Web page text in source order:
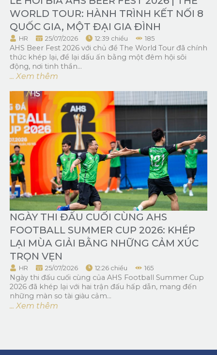
WORLD TOUR: HÀNH TRÌNH KẾT NỐI 8
QUỐC GIA, MỘT ĐẠI GIA ĐÌNH
HR 25/07/2026 12:39 chiều 185
AHS Beer Fest 2026 với chủ đề The World Tour đã chính
thức khép lại, để lại dấu ấn bằng một đêm hội sôi
động, nơi tinh thần...
... Xem thêm
NGÀY THI ĐẤU CUỐI CÙNG AHS
FOOTBALL SUMMER CUP 2026: KHÉP
LẠI MÙA GIẢI BẰNG NHỮNG CẢM XÚC
TRỌN VẸN
HR 25/07/2026 12:26 chiều 165
Ngày thi đấu cuối cùng của AHS Football Summer Cup
2026 đã khép lại với hai trận đấu hấp dẫn, mang đến
những màn so tài giàu cảm...
... Xem thêm